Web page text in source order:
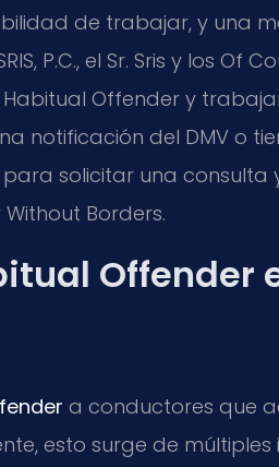
de trabajar, y una
P.C., el Sr. Sris y los Of
Offender y
notificación del DMV o
solicitar una consulta
Without Borders.
Offender
a conductores que
esto surge de múltiples